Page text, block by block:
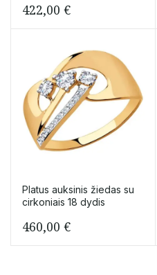
422,00 €
Platus auksinis žiedas su
cirkoniais 18 dydis
460,00 €